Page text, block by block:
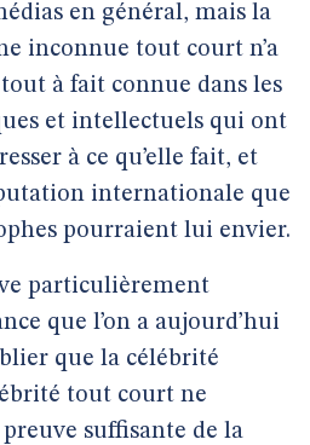
en général, mais la
inconnue tout court n’a
à fait connue dans les
et intellectuels qui ont
à ce qu’elle fait, et
internationale que
pourraient lui envier.
particulièrement
que l’on a aujourd’hui
que la célébrité
tout court ne
suffisante de la